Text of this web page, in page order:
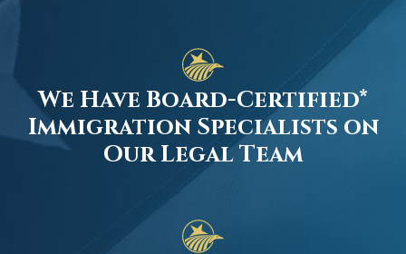
We Have Board-Certified*
Immigration Specialists on
Our Legal Team